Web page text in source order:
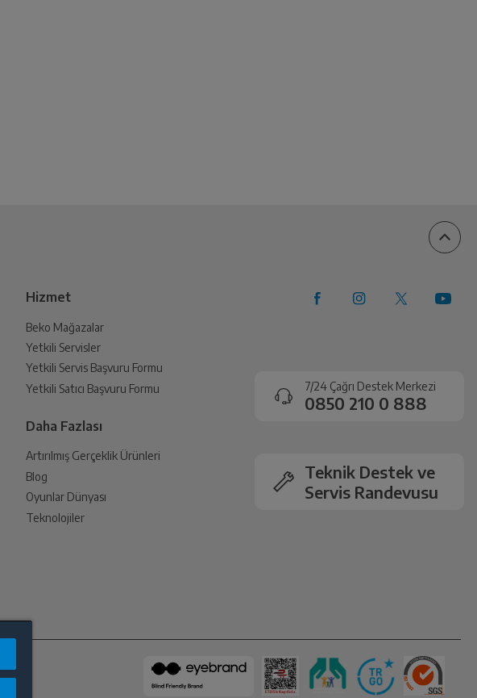
Hizmet
Beko Mağazalar
Yetkili Servisler
Yetkili Servis Başvuru Formu
Yetkili Satıcı Başvuru Formu
Daha Fazlası
Artırılmış Gerçeklik Ürünleri
Blog
Oyunlar Dünyası
Teknolojiler
7/24 Çağrı Destek Merkezi
0850 210 0 888
Teknik Destek ve
Servis Randevusu